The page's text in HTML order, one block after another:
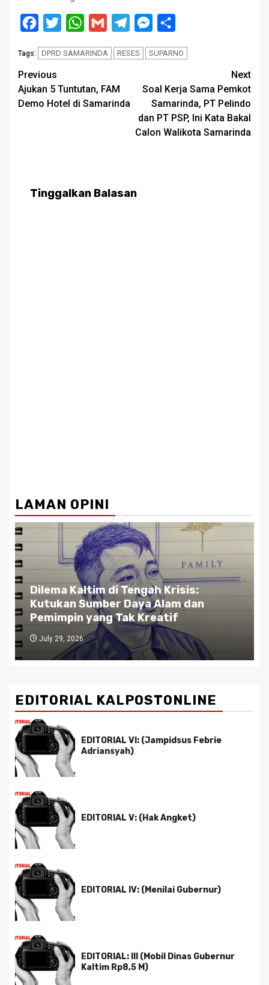
Facebook
Twitter WhatsApp
Gmail TelegramMessenger
Tags: DPRD SAMARINDA RESES SUPARNO
Post
navigation
Previous
Ajukan 5 Tuntutan, FAM
Demo Hotel di Samarinda
Next
Soal Kerja Sama Pemkot
Samarinda, PT Pelindo
dan PT PSP, Ini Kata Bakal
Calon Walikota Samarinda
Tinggalkan Balasan
LAMAN OPINI
Dilema Kaltim di Tengah Krisis:
Kutukan Sumber Daya Alam dan
Pemimpin yang Tak Kreatif
July 29, 2026
EDITORIAL KALPOSTONLINE
EDITORIAL VI: (Jampidsus Febrie
Adriansyah)
EDITORIAL V: (Hak Angket)
EDITORIAL IV: (Menilai Gubernur)
EDITORIAL: III (Mobil Dinas Gubernur
Kaltim Rp8,5 M)